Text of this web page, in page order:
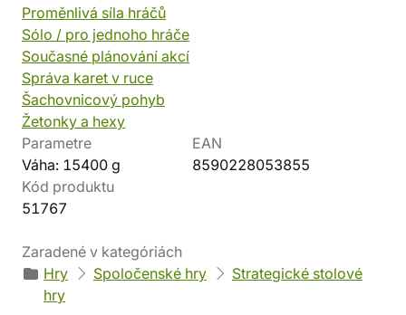
Proměnlivá síla hráčů
Sólo / pro jednoho hráče
Současné plánování akcí
Správa karet v ruce
Šachovnicový pohyb
Žetonky a hexy
Parametre
Váha: 15400 g
EAN
8590228053855
Kód produktu
51767
Zaradené v kategóriách
Hry
Spoločenské hry
Strategické stolové
hry